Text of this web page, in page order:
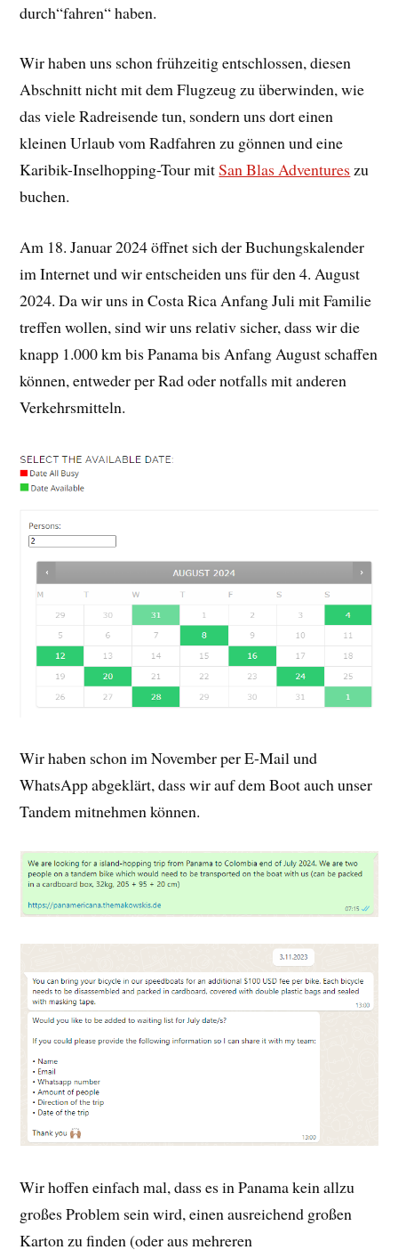
durch“fahren“ haben.
Wir haben uns schon frühzeitig entschlossen, diesen
Abschnitt nicht mit dem Flugzeug zu überwinden, wie
das viele Radreisende tun, sondern uns dort einen
kleinen Urlaub vom Radfahren zu gönnen und eine
Karibik-Inselhopping-Tour mitSan Blas Adventures zu
buchen.
Am 18. Januar 2024 öffnet sich der Buchungskalender
im Internet und wir entscheiden uns für den 4. August
2024. Da wir uns in Costa Rica Anfang Juli mit Familie
treffen wollen, sind wir uns relativ sicher, dass wir die
knapp 1.000 km bis Panama bis Anfang August schaffen
können, entweder per Rad oder notfalls mit anderen
Verkehrsmitteln.
Wir haben schon im November per E-Mail und
WhatsApp abgeklärt, dass wir auf dem Boot auch unser
Tandem mitnehmen können.
Wir hoffen einfach mal, dass es in Panama kein allzu
großes Problem sein wird, einen ausreichend großen
Karton zu finden (oder aus mehreren